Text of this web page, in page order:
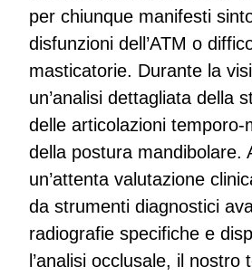
per chiunque manifesti
disfunzioni dell’ATM o
masticatorie. Durante la
un’analisi dettagliata della
delle articolazioni temporo-
della postura mandibolare.
un’attenta valutazione
da strumenti diagnostici
radiografie specifiche e
l’analisi occlusale, il nostro